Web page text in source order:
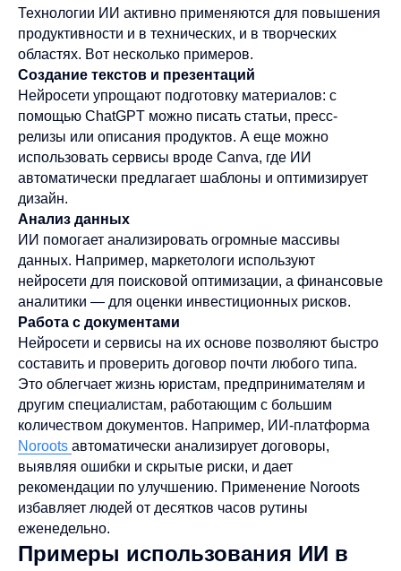
Технологии ИИ активно применяются для повышения
продуктивности и в технических, и в творческих
областях. Вот несколько примеров.
Создание текстов и презентаций
Нейросети упрощают подготовку материалов: с
помощью ChatGPT можно писать статьи, пресс-
релизы или описания продуктов. А еще можно
использовать сервисы вроде Canva, где ИИ
автоматически предлагает шаблоны и оптимизирует
дизайн.
Анализ данных
ИИ помогает анализировать огромные массивы
данных. Например, маркетологи используют
нейросети для поисковой оптимизации, а финансовые
аналитики — для оценки инвестиционных рисков.
Работа с документами
Нейросети и сервисы на их основе позволяют быстро
составить и проверить договор почти любого типа.
Это облегчает жизнь юристам, предпринимателям и
другим специалистам, работающим с большим
количеством документов. Например, ИИ-платформа
Noroots автоматически анализирует договоры,
выявляя ошибки и скрытые риски, и дает
рекомендации по улучшению. Применение Noroots
избавляет людей от десятков часов рутины
еженедельно.
Примеры использования ИИ в